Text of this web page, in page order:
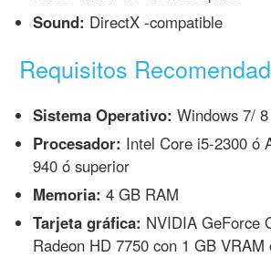
Sound: DirectX -compatible
Requisitos
Sistema Operativo:Windows 7/
Procesador: Intel Core i5-2300 ó
940 ó superior
Memoria:4 GB RAM
Tarjeta gráfica: NVIDIA GeForce
Radeon HD 7750 con 1 GB VRAM